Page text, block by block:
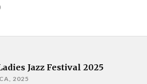
Jazz Festival 2025
2025